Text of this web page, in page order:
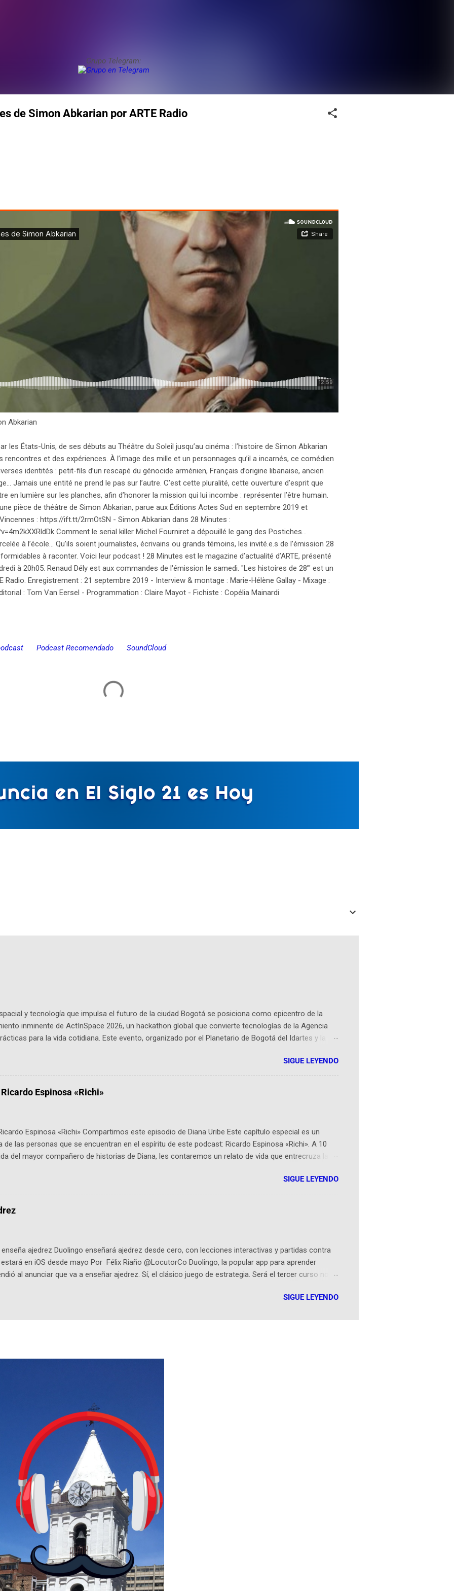
Grupo Telegram:
de Simon Abkarian por ARTE Radio
Abkarian
les États-Unis, de ses débuts au Théâtre du Soleil jusqu’au cinéma : l’histoire de Simon Abkarian
rencontres et des expériences. À l’image des mille et un personnages qu’il a incarnés, ce comédien
identités : petit-fils d’un rescapé du génocide arménien, Français d’origine libanaise, ancien
Jamais une entité ne prend le pas sur l’autre. C’est cette pluralité, cette ouverture d’esprit que
en lumière sur les planches, afin d’honorer la mission qui lui incombe : représenter l’être humain.
pièce de théâtre de Simon Abkarian, parue aux Éditions Actes Sud en septembre 2019 et
: https://ift.tt/2rmOtSN - Simon Abkarian dans 28 Minutes :
Comment le serial killer Michel Fourniret a dépouillé le gang des Postiches...
à l’école... Qu’ils soient journalistes, écrivains ou grands témoins, les invité.e.s de l’émission 28
à raconter. Voici leur podcast ! 28 Minutes est le magazine d’actualité d’ARTE, présenté
à 20h05. Renaud Dély est aux commandes de l'émission le samedi. "Les histoires de 28’" est un
Radio. Enregistrement : 21 septembre 2019 - Interview & montage : Marie-Hélène Gallay - Mixage :
: Tom Van Eersel - Programmation : Claire Mayot - Fichiste : Copélia Mainardi
Podcast Recomendado SoundCloud
y tecnología que impulsa el futuro de la ciudad Bogotá se posiciona como epicentro de la
inminente de ActInSpace 2026, un hackathon global que convierte tecnologías de la Agencia
para la vida cotidiana. Este evento, organizado por el Planetario de Bogotá del Idartes y la
es ActInSpace y por qué importa en Bogotá ActInSpace es una competencia mundial que opera en
tienen 24 horas para idear startups basadas en tecnologías espaciales como satélites y
con un evento gratuito el 30 de enero a las 10:00 a. m. en el Planetario (calle 26B #5-93), in...
SIGUE LEYENDO
Espinosa «Richi»
Espinosa «Richi» Compartimos este episodio de Diana Uribe Este capítulo especial es un
de las personas que se encuentran en el espíritu de este podcast: Ricardo Espinosa «Richi». A 10
del mayor compañero de historias de Diana, les contaremos un relato de vida que entrecruza la
viene "la fuerza poderosa", del relato viviente que encarna una joven librera de Barichara y de
un personaje de gabán y sombrero que parecía sacado directamente de una novela de espías
-La colección Ricardo Espinosa: los cómics, las novelas y los libros reunidos por Richi hoy se
en la Biblioteca Luis Ángel Arango ¡Síguenos en nuestras Redes Sociales! Facebook:
SIGUE LEYENDO
ajedrez Duolingo enseñará ajedrez desde cero, con lecciones interactivas y partidas contra
en iOS desde mayo Por Félix Riaño @LocutorCo Duolingo, la popular app para aprender
al anunciar que va a enseñar ajedrez. Sí, el clásico juego de estrategia. Será el tercer curso no
primero en inglés. Los usuarios aprenderán desde lo más básico, como mover un alfil, hasta jugar
y ayudas visuales. ¿Será posible que una app que antes nos enseñó francés, ahora nos
SIGUE LEYENDO